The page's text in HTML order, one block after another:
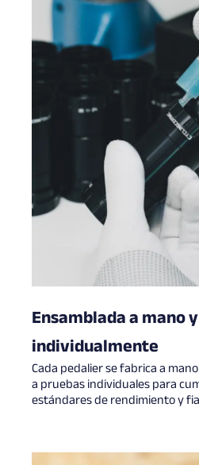
Ensamblada a mano
individualmente
Cada pedalier se fabrica a
a pruebas individuales para
estándares de rendimiento y